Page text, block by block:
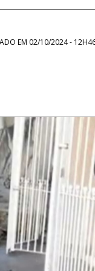
EM 02/10/2024 -